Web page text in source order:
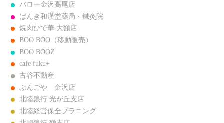
バロー金沢高尾店
ばんき和漢堂薬局・鍼灸院
焼肉ひで華 大額店
BOO BOO（移動販売）
BOO BOOZ
cafe fuku+
古谷不動産
ぶんごや 金沢店
北陸銀行 光が丘支店
北陸経営保全プラニング